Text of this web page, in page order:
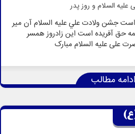
علیه السلام و روز پدر
است جشن ولادت علي علیه السلام آن مير
حق آفريده است اين زادروز همسر
علی علیه السلام مبارک
ادامه مطالب